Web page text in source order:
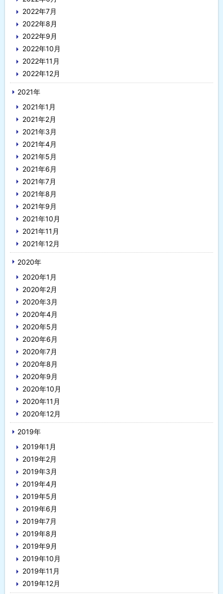
2022年7月
2022年8月
2022年9月
2022年10月
2022年11月
2022年12月
2021年
2021年1月
2021年2月
2021年3月
2021年4月
2021年5月
2021年6月
2021年7月
2021年8月
2021年9月
2021年10月
2021年11月
2021年12月
2020年
2020年1月
2020年2月
2020年3月
2020年4月
2020年5月
2020年6月
2020年7月
2020年8月
2020年9月
2020年10月
2020年11月
2020年12月
2019年
2019年1月
2019年2月
2019年3月
2019年4月
2019年5月
2019年6月
2019年7月
2019年8月
2019年9月
2019年10月
2019年11月
2019年12月